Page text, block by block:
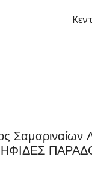
Σαμαριναίων